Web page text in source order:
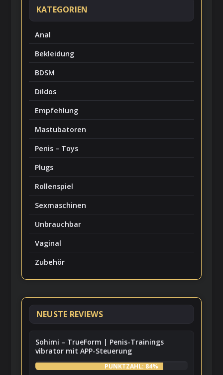
KATEGORIEN
Anal
Bekleidung
BDSM
Dildos
Empfehlung
Mastubatoren
Penis – Toys
Plugs
Rollenspiel
Sexmaschinen
Unbrauchbar
Vaginal
Zubehör
NEUSTE REVIEWS
Sohimi – TrueForm | Penis-Trainings
vibrator mit APP-Steuerung
PUNKTZAHL: 84%